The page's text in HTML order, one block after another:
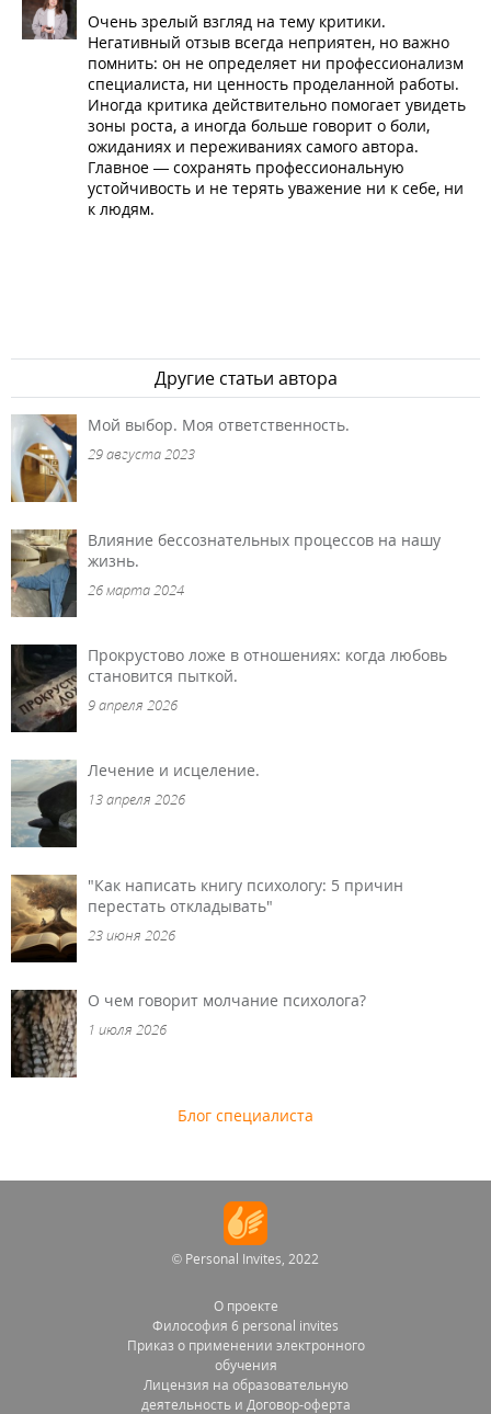
Очень зрелый взгляд на тему критики.
Негативный отзыв всегда неприятен, но важно
помнить: он не определяет ни профессионализм
специалиста, ни ценность проделанной работы.
Иногда критика действительно помогает увидеть
зоны роста, а иногда больше говорит о боли,
ожиданиях и переживаниях самого автора.
Главное — сохранять профессиональную
устойчивость и не терять уважение ни к себе, ни
к людям.
Другие статьи автора
Мой выбор. Моя ответственность.
29 августа 2023
Влияние бессознательных процессов на нашу
жизнь.
26 марта 2024
Прокрустово ложе в отношениях: когда любовь
становится пыткой.
9 апреля 2026
Лечение и исцеление.
13 апреля 2026
"Как написать книгу психологу: 5 причин
перестать откладывать"
23 июня 2026
О чем говорит молчание психолога?
1 июля 2026
Блог специалиста
© Personal Invites, 2022
О проекте
Философия 6 personal invites
Приказ о применении электронного
обучения
Лицензия на образовательную
деятельность и Договор-оферта